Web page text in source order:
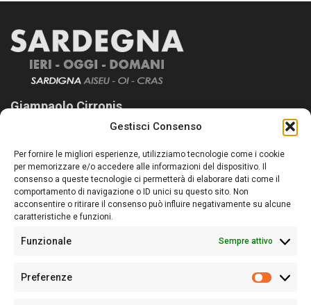
Gestisci Consenso
Per fornire le migliori esperienze, utilizziamo tecnologie come i cookie
per memorizzare e/o accedere alle informazioni del dispositivo. Il
consenso a queste tecnologie ci permetterà di elaborare dati come il
comportamento di navigazione o ID unici su questo sito. Non
acconsentire o ritirare il consenso può influire negativamente su alcune
caratteristiche e funzioni.
Funzionale Sempre attivo
Preferenze
Giampaolo Cirronis
Sardegna Ieri-Oggi-Domani nasce per informare “liberamente” i
lettori su quanto accade in Sardegna, con un occhio rivolto al
nostro passato e, soprattutto, al nostro futuro
Follow Us
Sede:Via Cristoforo Colombo 09013 Carbonia